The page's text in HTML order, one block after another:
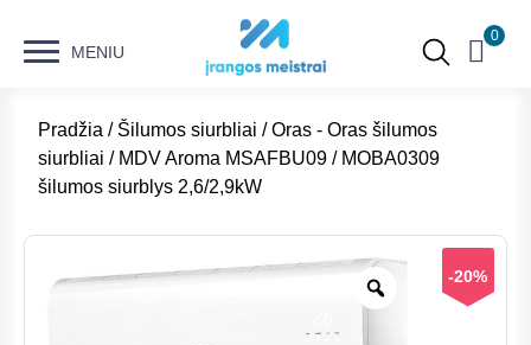
MENIU
0
Pradžia / Šilumos siurbliai /Oras - Oras šilumos
siurbliai / MDV Aroma MSAFBU09 / MOBA0309
šilumos siurblys 2,6/2,9kW
-20%